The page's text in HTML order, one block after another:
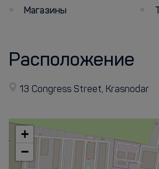
Магазины
Расположение
13 Congress Street, Krasnodar
+
−